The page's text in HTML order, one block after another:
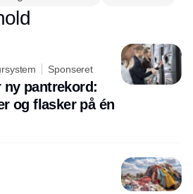
Annonce
Sponseret
pantrekord:
og flasker på én